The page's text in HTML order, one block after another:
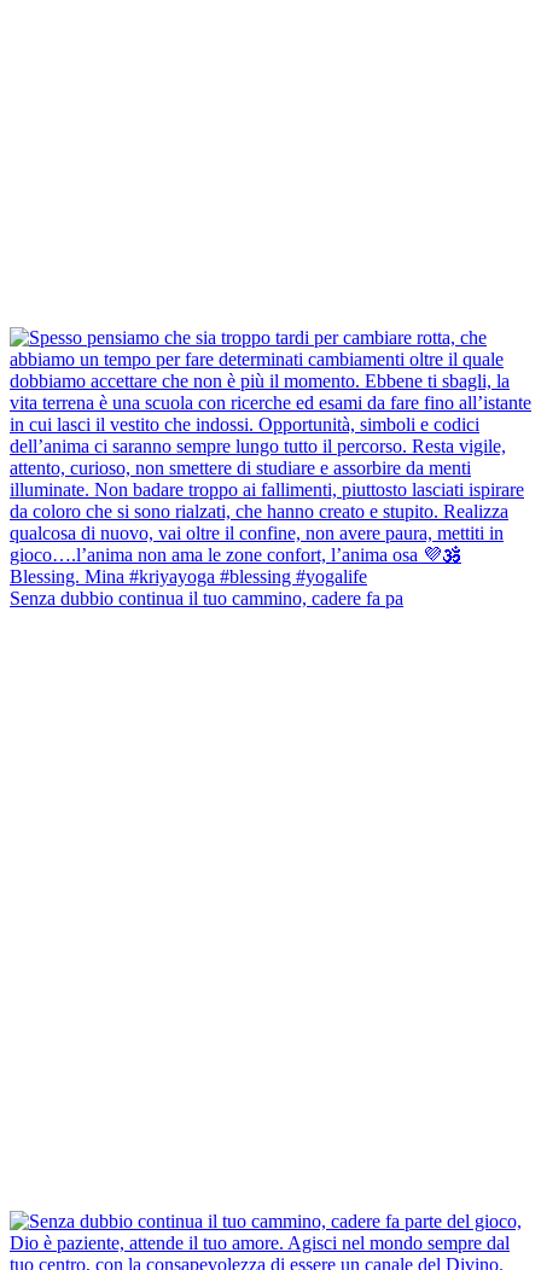
Senza dubbio continua il tuo cammino, cadere fa pa